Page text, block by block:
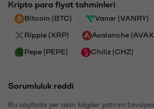
Kripto para fiyat tahminleri
Bitcoin (BTC) Vanar (VANRY)
Ripple (XRP) Avalanche
Pepe (PEPE) Chiliz (CHZ)
Sorumluluk reddi
Bu sayfada yer alan bilgiler yatırım